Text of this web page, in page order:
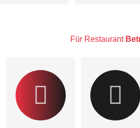
Bitte beachten Sie, öffentliche
Restaurant-Eintrag zu stellen.
Für Restaurant